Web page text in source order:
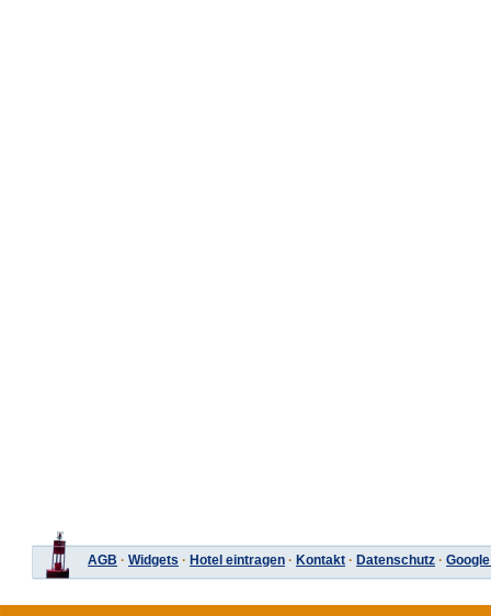
AGB · Widgets · Hotel eintragen · Kontakt · Datenschutz ·